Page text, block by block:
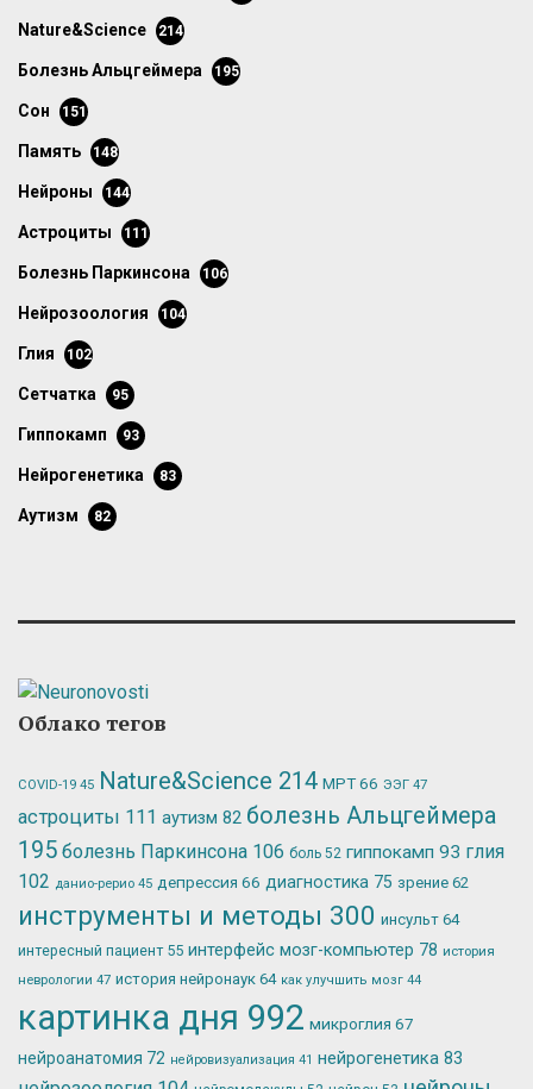
Nature&Science 214
болезнь Альцгеймера 195
сон 151
память 148
нейроны 144
астроциты 111
болезнь Паркинсона 106
нейрозоология 104
глия 102
сетчатка 95
гиппокамп 93
нейрогенетика 83
аутизм 82
Облако тегов
COVID-19 45 Nature&Science 214 МРТ66 ЭЭГ 47
астроциты 111 аутизм 82 болезнь Альцгеймера
195 болезнь Паркинсона 106 боль 52 гиппокамп 93 глия
102 данио-рерио 45 депрессия 66 диагностика 75 зрение 62
инструменты и методы 300 инсульт 64
интересный пациент 55 интерфейс мозг-компьютер 78 история
неврологии 47 история нейронаук 64 как улучшить мозг 44
картинка дня 992 микроглия 67
нейроанатомия 72 нейровизуализация 41 нейрогенетика 83